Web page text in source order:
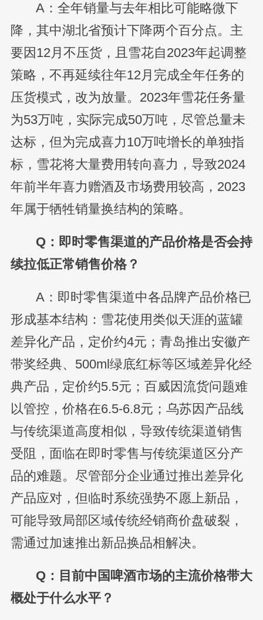
A：全年销量与去年相比可能略微下
降，其中湖北省预计下降两个百分点。主
要因12月不压货，且雪花自2023年起调整
策略，不再延续往年12月完成全年任务的
压货模式，改为放量。2023年雪花任务量
为53万吨，实际完成50万吨，尽管总量未
达标，但为完成喜力10万吨增长的单独指
标，雪花将大量费用转向喜力，导致2024
年前半年喜力赠酒及市场费用较高，2023
年属于牺牲销量换结构的策略。
Q：即时零售渠道的产品价格是否会持
续拉低正常销售价格？
A：即时零售渠道中各品牌产品价格已
形成基本结构：雪花使用类似天涯的蓝罐
差异化产品，定价约4元；青岛推出安徽产
带奖经典、500ml绿底红标等区域差异化经
典产品，定价约5.5元；百威因流货问题难
以管控，价格在6.5-6.8元；乌苏因产品线
与传统渠道高度相似，导致传统渠道销售
受阻，面临在即时零售与传统渠道区分产
品的难题。尽管部分企业通过推出差异化
产品应对，但临时系统强势不愿上新品，
可能导致局部区域传统经销商价盘破裂，
需通过加速推出新品换品相解决。
Q：目前中国啤酒市场的主流价格带大
概处于什么水平？